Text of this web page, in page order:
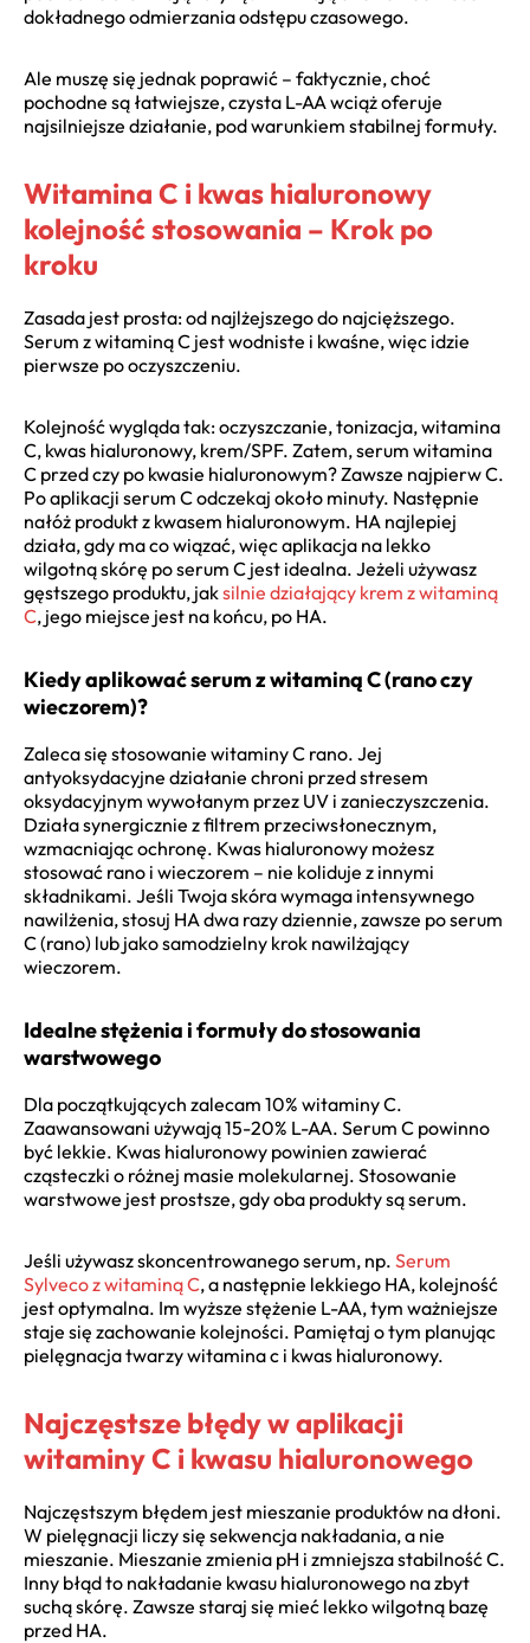
dokładnego odmierzania odstępu czasowego.
Ale muszę się jednak poprawić – faktycznie, choć
pochodne są łatwiejsze, czysta L-AA wciąż oferuje
najsilniejsze działanie, pod warunkiem stabilnej formuły.
Witamina C i kwas hialuronowy
kolejność stosowania – Krok po
kroku
Zasada jest prosta: od najlżejszego do najcięższego.
Serum z witaminą C jest wodniste i kwaśne, więc idzie
pierwsze po oczyszczeniu.
Kolejność wygląda tak: oczyszczanie, tonizacja, witamina
C, kwas hialuronowy, krem/SPF. Zatem, serum witamina
C przed czy po kwasie hialuronowym? Zawsze najpierw C.
Po aplikacji serum C odczekaj około minuty. Następnie
nałóż produkt z kwasem hialuronowym. HA najlepiej
działa, gdy ma co wiązać, więc aplikacja na lekko
wilgotną skórę po serum C jest idealna. Jeżeli używasz
gęstszego produktu, jaksilnie działający krem z witaminą
C, jego miejsce jest na końcu, po HA.
Kiedy aplikować serum z witaminą C (rano czy
wieczorem)?
Zaleca się stosowanie witaminy C rano. Jej
antyoksydacyjne działanie chroni przed stresem
oksydacyjnym wywołanym przez UV i zanieczyszczenia.
Działa synergicznie z filtrem przeciwsłonecznym,
wzmacniając ochronę. Kwas hialuronowy możesz
stosować rano i wieczorem – nie koliduje z innymi
składnikami. Jeśli Twoja skóra wymaga intensywnego
nawilżenia, stosuj HA dwa razy dziennie, zawsze po serum
C (rano) lub jako samodzielny krok nawilżający
wieczorem.
Idealne stężenia i formuły do stosowania
warstwowego
Dla początkujących zalecam 10% witaminy C.
Zaawansowani używają 15-20% L-AA. Serum C powinno
być lekkie. Kwas hialuronowy powinien zawierać
cząsteczki o różnej masie molekularnej. Stosowanie
warstwowe jest prostsze, gdy oba produkty są serum.
Jeśli używasz skoncentrowanego serum, np. Serum
Sylveco z witaminą C, a następnie lekkiego HA, kolejność
jest optymalna. Im wyższe stężenie L-AA, tym ważniejsze
staje się zachowanie kolejności. Pamiętaj o tym planując
pielęgnacja twarzy witamina c i kwas hialuronowy.
Najczęstsze błędy w aplikacji
witaminy C i kwasu hialuronowego
Najczęstszym błędem jest mieszanie produktów na dłoni.
W pielęgnacji liczy się sekwencja nakładania, a nie
mieszanie. Mieszanie zmienia pH i zmniejsza stabilność C.
Inny błąd to nakładanie kwasu hialuronowego na zbyt
suchą skórę. Zawsze staraj się mieć lekko wilgotną bazę
przed HA.